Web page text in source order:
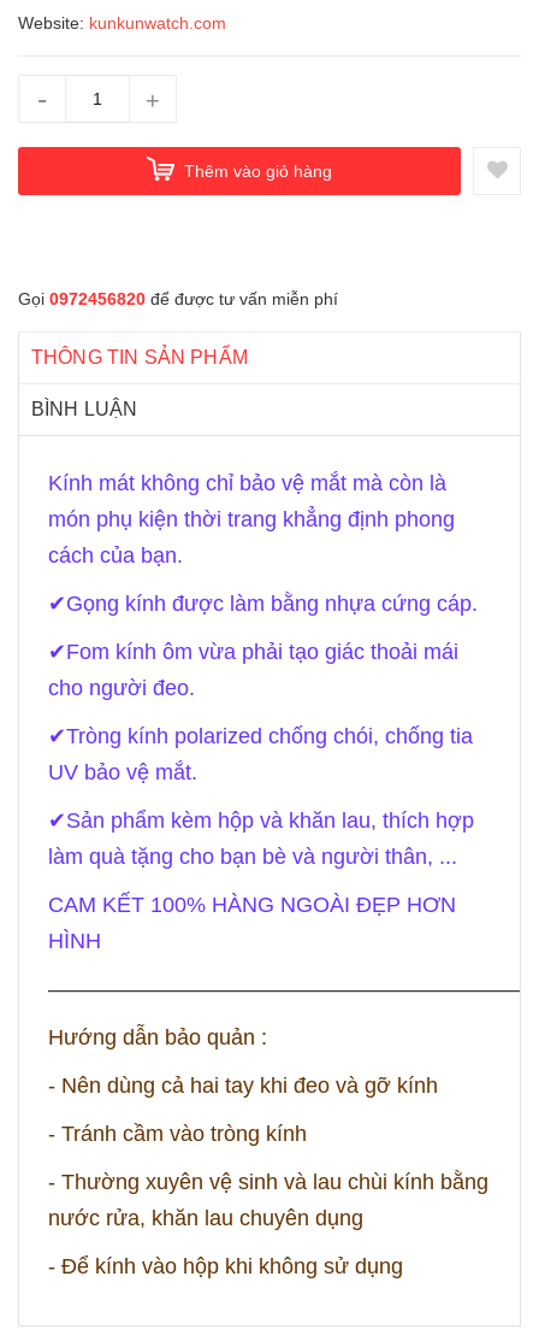
Website: kunkunwatch.com
- +
Thêm vào giỏ hàng
Gọi 0972456820 để được tư vấn miễn phí
THÔNG TIN SẢN PHẨM
BÌNH LUẬN
Kính mát không chỉ bảo vệ mắt mà còn là
món phụ kiện thời trang khẳng định phong
cách của bạn.
✔Gọng kính được làm bằng nhựa cứng cáp.
✔Fom kính ôm vừa phải tạo giác thoải mái
cho người đeo.
✔Tròng kính polarized chống chói, chống tia
UV bảo vệ mắt.
✔Sản phẩm kèm hộp và khăn lau, thích hợp
làm quà tặng cho bạn bè và người thân, ...
CAM KẾT 100% HÀNG NGOÀI ĐẸP HƠN
HÌNH
Hướng dẫn bảo quản :
- Nên dùng cả hai tay khi đeo và gỡ kính
- Tránh cầm vào tròng kính
- Thường xuyên vệ sinh và lau chùi kính bằng
nước rửa, khăn lau chuyên dụng
- Để kính vào hộp khi không sử dụng